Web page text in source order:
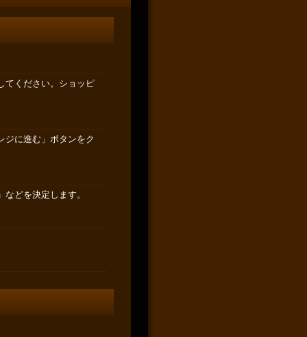
てください。ショッピ
ジに進む」ボタンをク
どを決定します。